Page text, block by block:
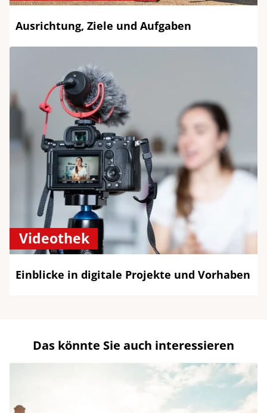
Ausrichtung, Ziele und Aufgaben
Videothek
Einblicke in digitale Projekte und Vorhaben
Das könnte Sie auch interessieren